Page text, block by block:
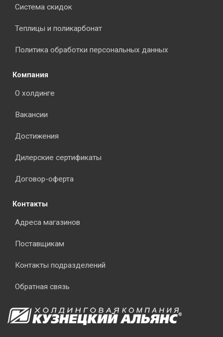
Система скидок
Теплицы и поликарбонат
Политика обработки персональных данных
Компания
О холдинге
Вакансии
Достижения
Дилерские сертификаты
Договор-оферта
Контакты
Адреса магазинов
Поставщикам
Контакты подразделений
Обратная связь